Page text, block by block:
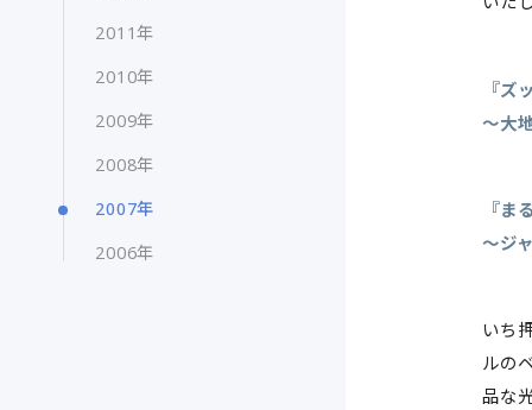
2011年
2010年
2009年
2008年
2007年
2006年
『ズ
〜大
『ま
〜ジ
いち
ルの
品な